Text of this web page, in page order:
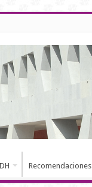
Recomendaciones